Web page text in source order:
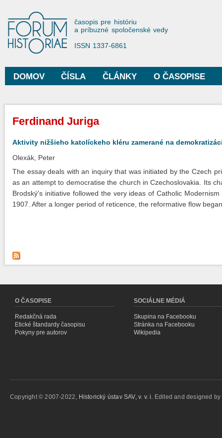
Forum Historiae
časopis pre históriu
a príbuzné spoločenské vedy
ISSN 1337-6861
Hlavné menu
DOMOV ČÍSLA ČLÁNKY O ČASOPISE
Nachádzate sa tu
Ferdinand Juriga
Aktivity nižšieho katolíckeho kléru zamerané na
Olexák, Peter
The essay deals with an inquiry that was initiated by the Czech
as an attempt to democratise the church in Czechoslovakia. Its
Brodský's initiative followed the very ideas of Catholic
1907. After a longer period of reticence, the reformative flow
O ČASOPISE
Redakčná rada
Etické štandardy časopisu
Pokyny pre autorov
SOCIÁLNE MÉDIÁ
Skupina na Facebooku
Stránka na Facebooku
Wikipedia
Copyright © 2007-2022, Historický ústav SAV, v. v. i. Edited and designed by